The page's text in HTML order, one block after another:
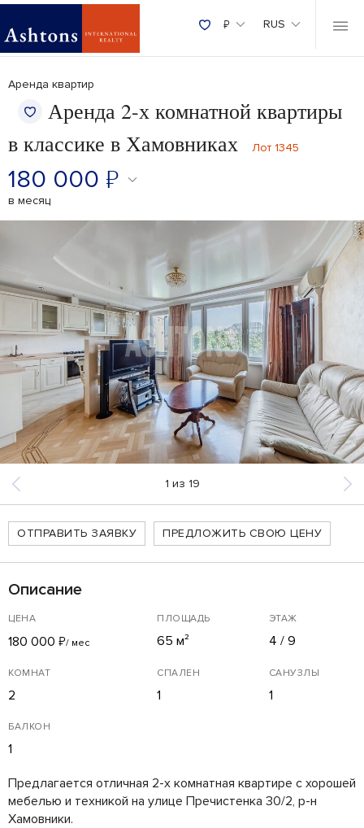
₽ RUS
Аренда квартир
Аренда 2-х комнатной квартиры
в классике в Хамовниках
Лот 1345
180 000 ₽
в месяц
1 из 19
ОТПРАВИТЬ ЗАЯВКУ ПРЕДЛОЖИТЬ СВОЮ ЦЕНУ
Описание
ЦЕНА
180 000 ₽/ мес
ПЛОЩАДЬ
65 м²
ЭТАЖ
4 / 9
КОМНАТ
2
СПАЛЕН
1
САНУЗЛЫ
1
БАЛКОН
1
Предлагается отличная 2-х комнатная квартире с хорошей
мебелью и техникой на улице Пречистенка 30/2, р-н
Хамовники.